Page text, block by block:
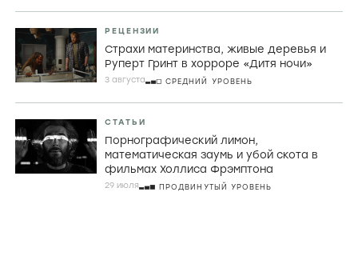
РЕЦЕНЗИИ
Страхи материнства, живые деревья и
Руперт Гринт в хорроре «Дитя ночи»
3 августа СРЕДНИЙ УРОВЕНЬ
СТАТЬИ
Порнографический лимон,
математическая заумь и убой скота в
фильмах Холлиса Фрэмптона
29 июля ПРОДВИНУТЫЙ УРОВЕНЬ